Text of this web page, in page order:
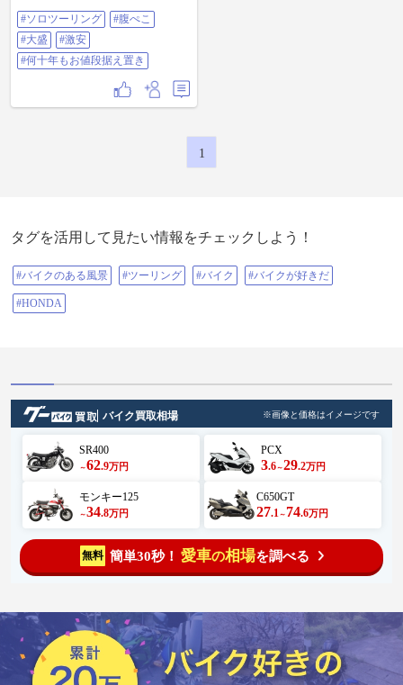
的なお店をご紹介⤴️⤴️ 貧しい学生さ
んの為の店… とにかく店内が汚く
て狭い🤣 だけど、盛りがスゴイで
す。しかも、お安いです🍚 山賊焼
ソロツーリングライダー🏍にとっ
てもお勧めですね👍 #ソロツーリン
#ソロツーリング
#腹ぺこ
#大盛
#激安
#何十年もお値段据え置き
1
タグを活用して見たい情報をチェックしよう！
#バイクのある風景 #ツーリング #バイク #バイクが好きだ
#HONDA
バイク買取相場 ※画像と価格はイメージです
SR400
～62.9万円
PCX
3.6～29.2万円
モンキー125
～34.8万円
C650GT
27.1 ～ 74.6万円
無料 簡単30秒！ 愛車の相場を調べる